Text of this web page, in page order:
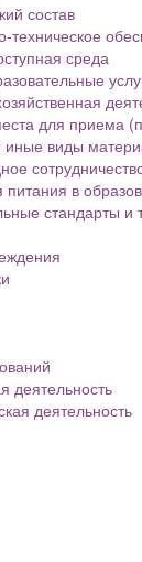
состав
техническое
среда
для приема
иные виды
в
стандарты и
деятельность
деятельность